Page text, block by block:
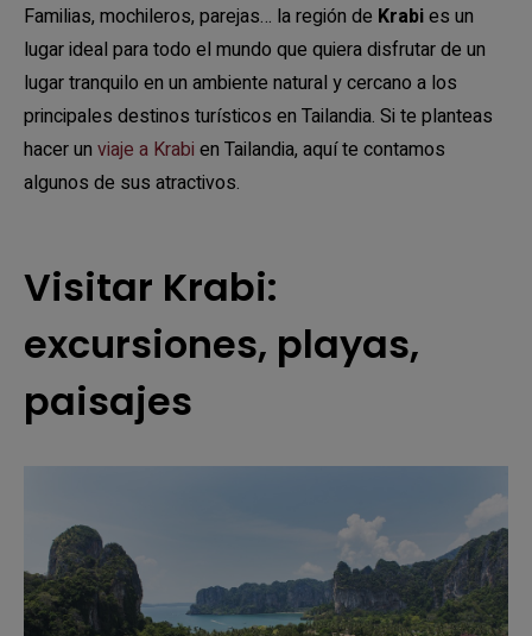
Familias, mochileros, parejas… la región de Krabies un
lugar ideal para todo el mundo que quiera disfrutar de un
lugar tranquilo en un ambiente natural y cercano a los
principales destinos turísticos en Tailandia. Si te planteas
hacer un viaje a Krabi en Tailandia, aquí te contamos
algunos de sus atractivos.
Visitar Krabi:
excursiones, playas,
paisajes